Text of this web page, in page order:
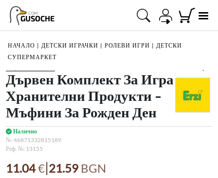
GUSOCHE
.COM
НАЧАЛО | ДЕТСКИ ИГРАЧКИ | РОЛЕВИ ИГРИ | ДЕТСКИ
СУПЕРМАРКЕТ
1/3
Дървен Комплект За Игра
Хранителни Продукти -
Мъфини За Рожден Ден
Налично
№: 46871332815189
Реф. №: 13155
11.04€|21.59 BGN